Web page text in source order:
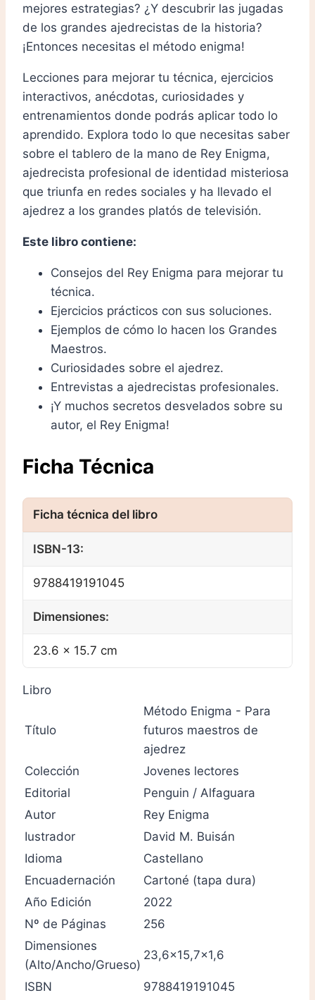
mejores estrategias? ¿Y descubrir las jugadas
de los grandes ajedrecistas de la historia?
¡Entonces necesitas el método enigma!
Lecciones para mejorar tu técnica, ejercicios
interactivos, anécdotas, curiosidades y
entrenamientos donde podrás aplicar todo lo
aprendido. Explora todo lo que necesitas saber
sobre el tablero de la mano de Rey Enigma,
ajedrecista profesional de identidad misteriosa
que triunfa en redes sociales y ha llevado el
ajedrez a los grandes platós de televisión.
Este libro contiene:
Consejos del Rey Enigma para mejorar tu
técnica.
Ejercicios prácticos con sus soluciones.
Ejemplos de cómo lo hacen los Grandes
Maestros.
Curiosidades sobre el ajedrez.
Entrevistas a ajedrecistas profesionales.
¡Y muchos secretos desvelados sobre su
autor, el Rey Enigma!
Ficha Técnica
ISBN-13:
9788419191045
Dimensiones:
23.6 × 15.7 cm
Libro
Título
Método Enigma - Para
futuros maestros de
ajedrez
Colección
Jovenes lectores
Editorial
Penguin / Alfaguara
Autor
Rey Enigma
Iustrador
David M. Buisán
Idioma
Castellano
Encuadernación
Cartoné (tapa dura)
Año Edición
2022
Nº de Páginas
256
Dimensiones
(Alto/Ancho/Grueso)
23,6x15,7x1,6
ISBN 9788419191045